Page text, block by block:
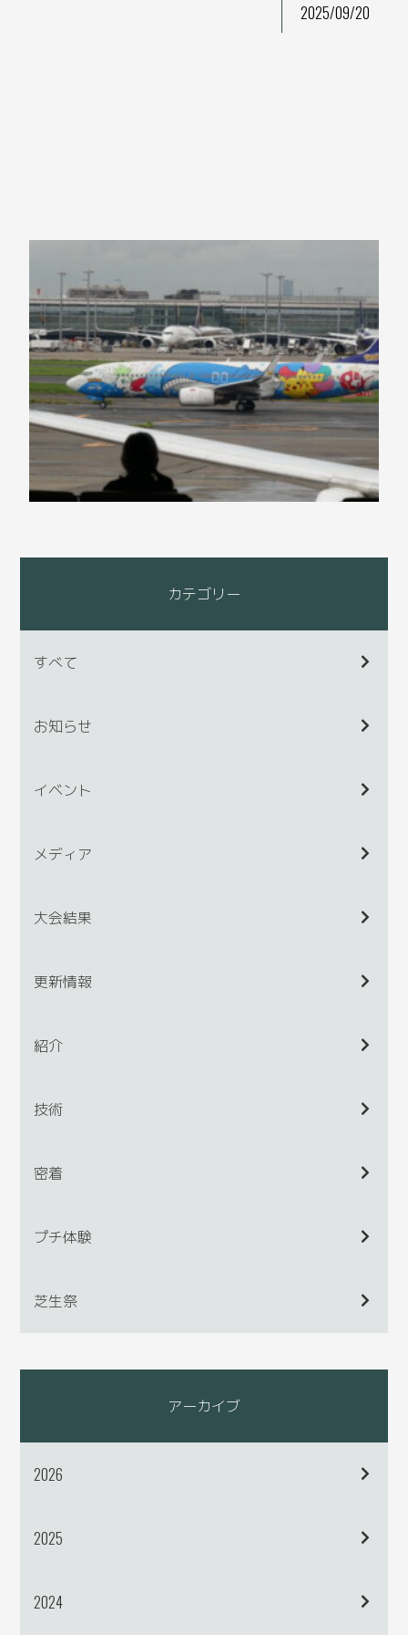
2025/09/20
カテゴリー
すべて
お知らせ
イベント
メディア
大会結果
更新情報
紹介
技術
密着
プチ体験
芝生祭
アーカイブ
2026
2025
2024